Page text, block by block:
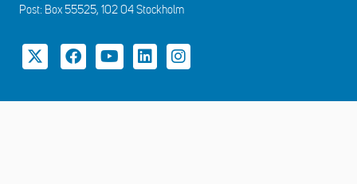
Post: Box 55525, 102 04 Stockholm
TwitterFacebook
YouTubeLinkedInInstagram